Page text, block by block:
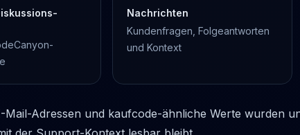
Nachrichten
Kundenfragen, Folgeantworten
und Kontext
Mail-Adressen und kaufcode-ähnliche Werte wurden